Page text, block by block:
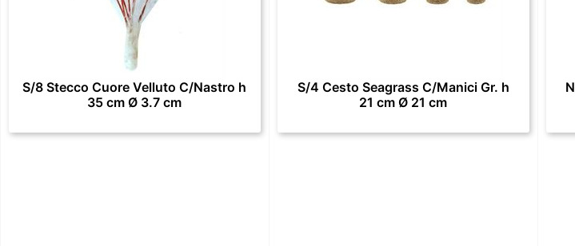
S/8 Stecco Cuore Velluto C/Nastro h
35 cm Ø 3.7 cm
S/4 Cesto Seagrass C/Manici Gr. h
21 cm Ø 21 cm